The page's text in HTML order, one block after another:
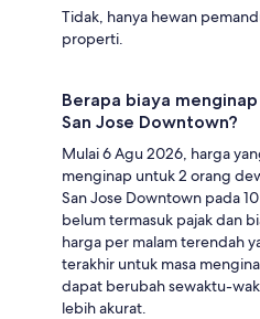
Tidak, hanya hewan
properti.
Berapa biaya
San Jose Downtown?
Mulai 6 Agu 2026, harga
menginap untuk 2 orang
San Jose Downtown pada
belum termasuk pajak dan
harga per malam terendah
terakhir untuk masa
dapat berubah sewaktu-
lebih akurat.